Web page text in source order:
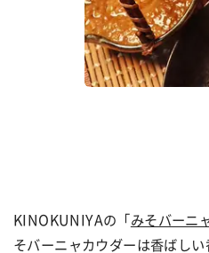
KINOKUNIYAの「 みそバーニ
そバーニャカウダーは香ばし